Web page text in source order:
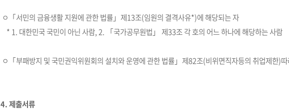
ㅇ「서민의 금융생활 지원에 관한 법률」제13조(임원의 결격사유*)에 해당되는 자
* 1. 대한민국 국민이 아닌 사람, 2. 「국가공무원법」 제33조 각 호의 어느 하나에 해당하는 사람
ㅇ「부패방지 및 국민권익위원회의 설치와 운영에 관한 법률」제82조(비위면직자등의 취업제한)
4. 제출서류